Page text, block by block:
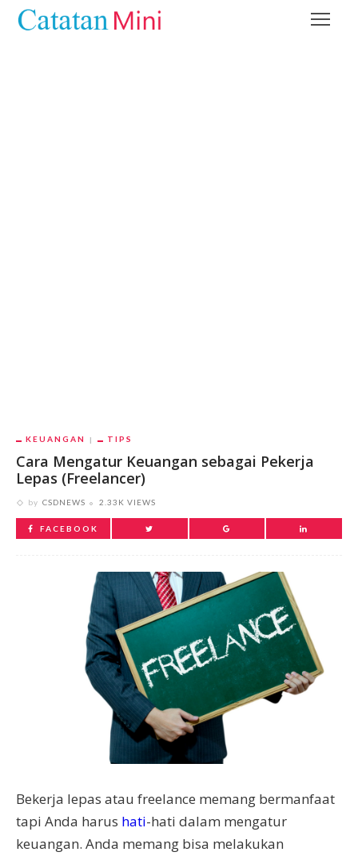
KEUANGAN TIPS
Cara Mengatur Keuangan sebagai Pekerja
Lepas (Freelancer)
by CSDNEWS 2.33K VIEWS
FACEBOOK
Bekerja lepas atau freelance memang bermanfaat
tapi Anda harus hati-hati dalam mengatur
keuangan. Anda memang bisa melakukan